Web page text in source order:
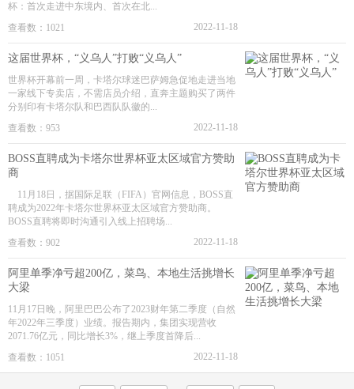
杯：首次走进中东境内、首次在北...
查看数：1021
2022-11-18
这届世界杯，“义乌人”打败“义乌人”
世界杯开幕前一周，卡塔尔球迷巴萨姆急促地走进当地
一家线下专卖店，不需店员介绍，直奔主题购买了两件
分别印有卡塔尔队和巴西队队徽的...
查看数：953
2022-11-18
BOSS直聘成为卡塔尔世界杯亚太区域官方赞助
商
11月18日，据国际足联（FIFA）官网信息，BOSS直
聘成为2022年卡塔尔世界杯亚太区域官方赞助商。
BOSS直聘将即时沟通引入线上招聘场...
查看数：902
2022-11-18
阿里单季净亏超200亿，菜鸟、本地生活挑增长
大梁
11月17日晚，阿里巴巴公布了2023财年第二季度（自然
年2022年三季度）业绩。报告期内，集团实现营收
2071.76亿元，同比增长3%，继上季度首降后...
查看数：1051
2022-11-18